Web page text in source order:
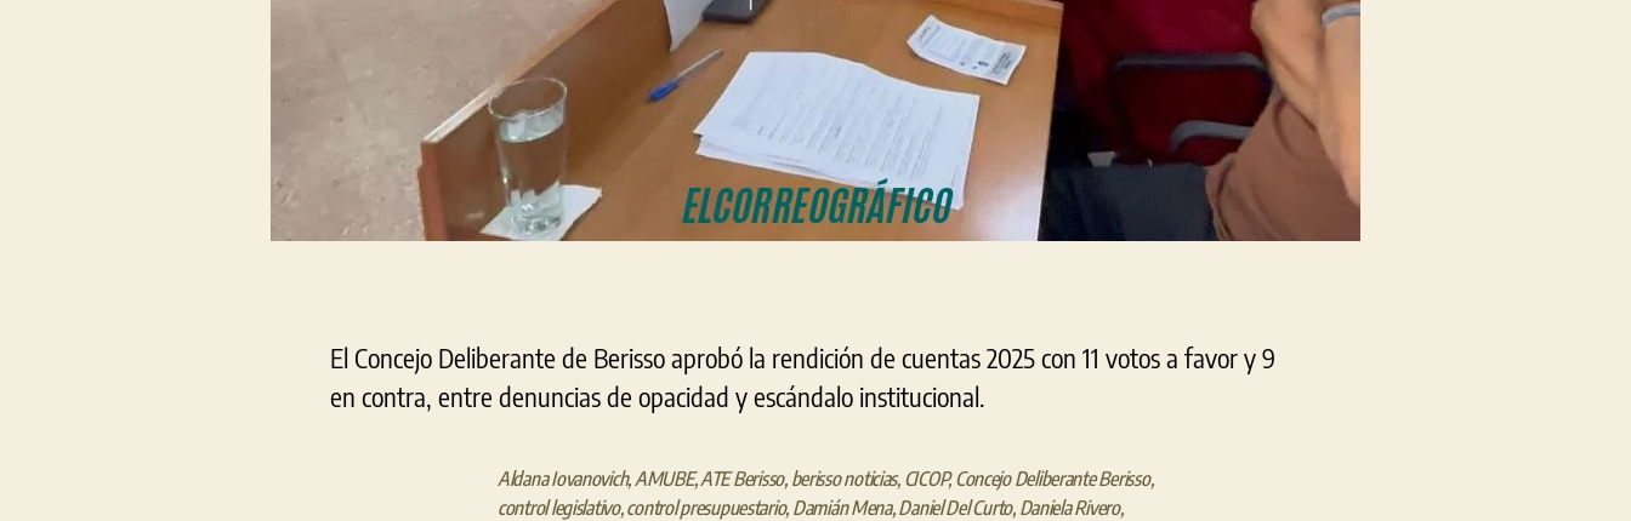
El Concejo Deliberante de Berisso aprobó la rendición de cuentas 2025 con 11 votos a favor y 9
en contra, entre denuncias de opacidad y escándalo institucional.
Aldana Iovanovich, AMUBE,ATE Berisso, berisso noticias, CICOP,Concejo Deliberante Berisso,
control legislativo,control presupuestario, Damián Mena,Daniel Del Curto, Daniela Rivero,